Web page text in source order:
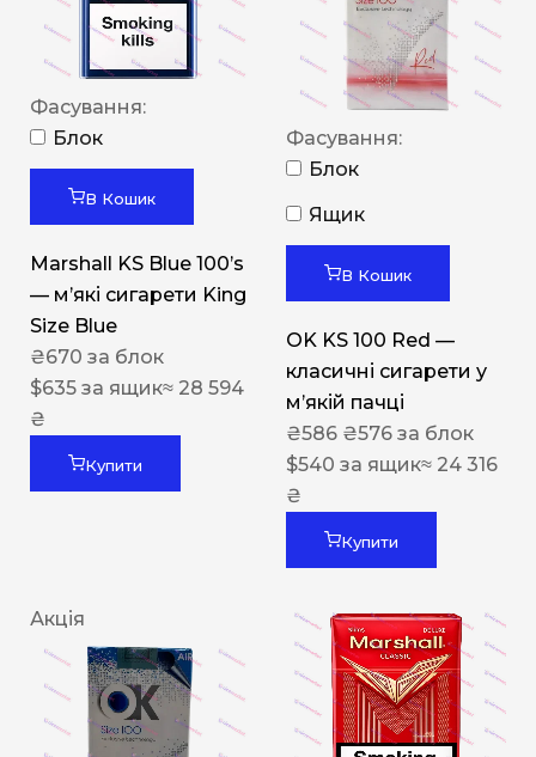
Фасування:
Блок
В Кошик
Marshall KS Blue 100’s
— м’які сигарети King
Size Blue
₴670 за блок
$635 за ящик≈ 28 594
₴
Купити
Фасування:
Блок
Ящик
В Кошик
OK KS 100 Red —
класичні сигарети у
м’якій пачці
₴586 ₴576 за блок
$540 за ящик≈ 24 316
₴
Купити
Акція